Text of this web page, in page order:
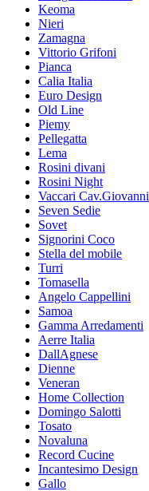
Keoma
Nieri
Zamagna
Vittorio Grifoni
Pianca
Calia Italia
Euro Design
Old Line
Piemy
Pellegatta
Lema
Rosini divani
Rosini Night
Vaccari Cav.Giovanni
Seven Sedie
Sovet
Signorini Coco
Stella del mobile
Turri
Tomasella
Angelo Cappellini
Samoa
Gamma Arredamenti
Aerre Italia
DallAgnese
Dienne
Veneran
Home Collection
Domingo Salotti
Tosato
Novaluna
Record Cucine
Incantesimo Design
Gallo